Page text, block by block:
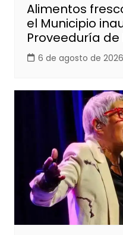
Alimentos
el Municipio
Proveeduría de
6 de agosto de 2026